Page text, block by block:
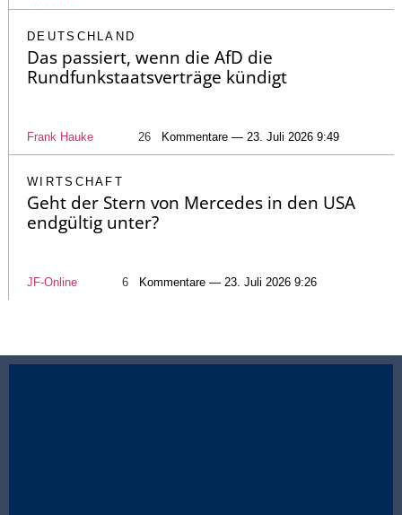
DEUTSCHLAND
Das passiert, wenn die AfD die
Rundfunkstaatsverträge kündigt
Frank Hauke 26 Kommentare — 23. Juli 2026 9:49
WIRTSCHAFT
Geht der Stern von Mercedes in den USA
endgültig unter?
JF-Online 6 Kommentare — 23. Juli 2026 9:26